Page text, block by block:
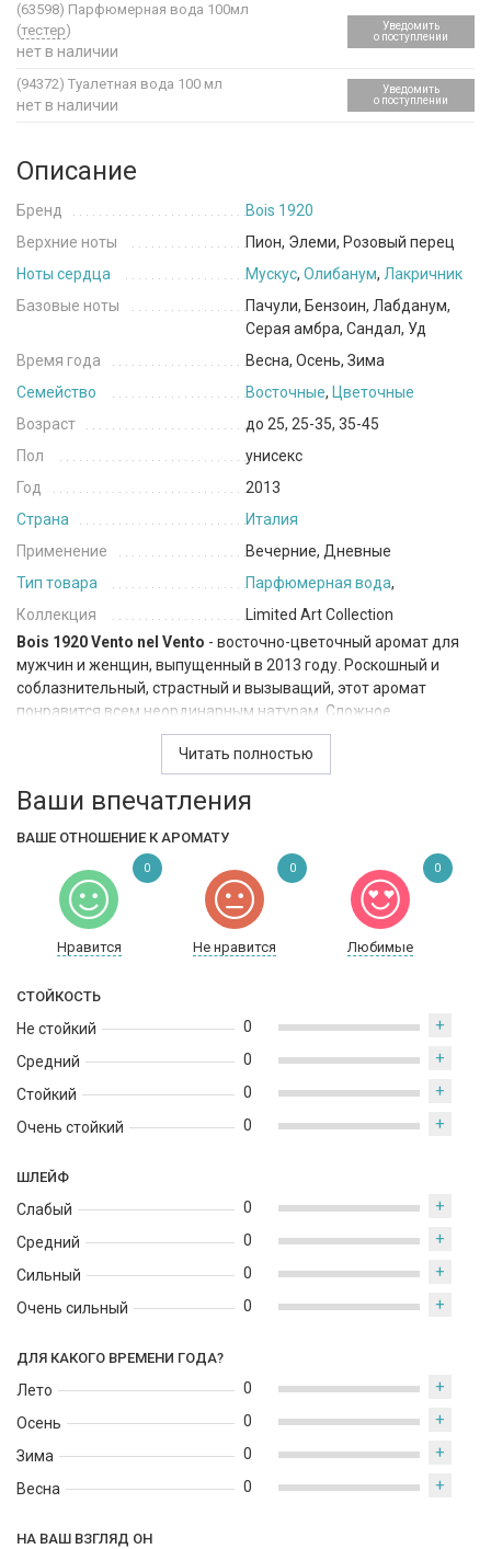
(63598) Парфюмерная вода 100мл
(тестер)
нет в наличии
Уведомить
о поступлении
(94372) Туалетная вода 100 мл
нет в наличии
Уведомить
о поступлении
Описание
Бренд
Bois 1920
Верхние ноты
Пион, Элеми, Розовый перец
Ноты сердца
Мускус, Олибанум, Лакричник
Базовые ноты
Пачули, Бензоин, Лабданум,
Серая амбра, Сандал, Уд
Время года
Весна, Осень, Зима
Семейство
Восточные, Цветочные
Возраст
до 25, 25-35, 35-45
Пол
унисекс
Год
2013
Страна
Италия
Применение
Вечерние, Дневные
Тип товара
Парфюмерная вода,
Коллекция
Limited Art Collection
Bois 1920 Vento nel Vento - восточно-цветочный аромат для
мужчин и женщин, выпущенный в 2013 году. Роскошный и
соблазнительный, страстный и вызыващий, этот аромат
понравится всем неординарным натурам. Сложное
переплетение его нот заставляет прислушиваться и с каждым
разом находить что-то новое. Этот парфюм станет любимцем
всех креативных людей.
Читать полностью
Ваши впечатления
ВАШЕ ОТНОШЕНИЕ К АРОМАТУ
Нравится Не нравится Любимые
0 0 0
СТОЙКОСТЬ
Не стойкий
Средний
Стойкий
Очень стойкий
0 +
0 +
0 +
0 +
ШЛЕЙФ
Слабый
Средний
Сильный
Очень сильный
0 +
0 +
0 +
0 +
ДЛЯ КАКОГО ВРЕМЕНИ ГОДА?
Лето
Осень
Зима
Весна
0 +
0 +
0 +
0 +
НА ВАШ ВЗГЛЯД ОН